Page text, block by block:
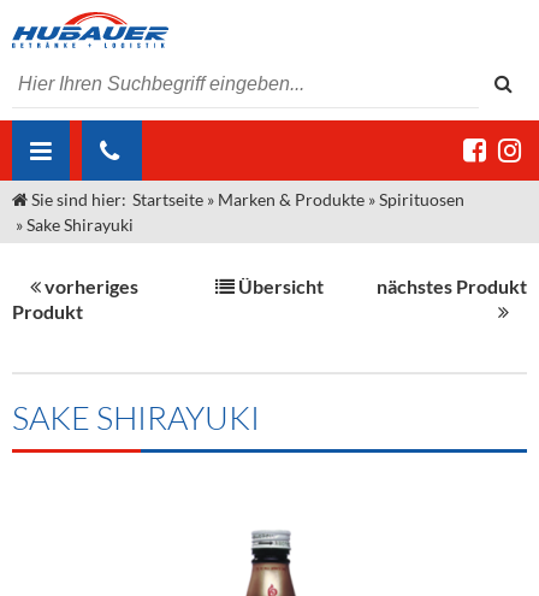
ÜBER UNS
Unser Liefergebiet
Kontakt
Angebote Gastronomie & Großhandel
Neuigkeiten
MARKEN & PRODUKTE
Sirup
Spirituosen
Kommisionskauf & Lieferbedingungen
Fremddienstleistungen
Sie sind hier: Startseite » Marken & Produkte »Spirituosen
»Sake Shirayuki
vorheriges
Produkt
Übersicht nächstes Produkt
SAKE SHIRAYUKI